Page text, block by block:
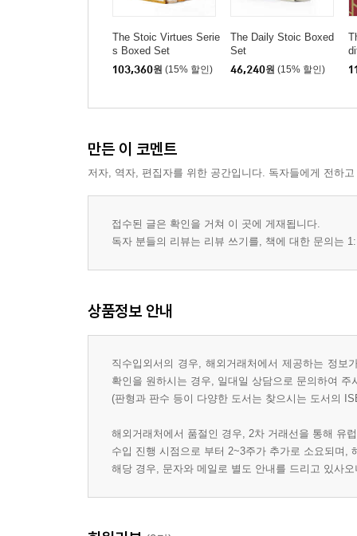
The Stoic Virtues Serie
s Boxed Set
103,360원 (15% 할인)
The Daily Stoic Boxed
Set
46,240원 (15% 할인)
만든 이 코멘트
저자, 역자, 편집자를 위한 공간입니다. 독자들에게 전하
접수된 글은 확인을 거쳐 이 곳에 게재됩니다.
독자 분들의 리뷰는 리뷰 쓰기를, 책에 대한 문의는
상품정보 안내
직수입외서의 경우, 해외거래처에서 제공하는 정
확인을 원하시는 경우, 일대일 상담으로 문의하여 주
(판형과 판수 등이 다양한 도서는 찾으시는 도서의
해외거래처에서 품절인 경우, 2차 거래선을 통해 유
수입 진행 시점으로 부터 2~3주가 추가로 소요되며,
해당 경우, 문자와 메일로 별도 안내를 드리고 있사